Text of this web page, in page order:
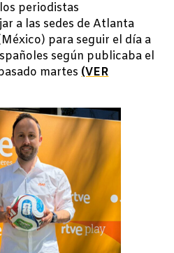
periodistas
a las sedes de Atlanta
para seguir el día a
según publicaba el
martes(VER